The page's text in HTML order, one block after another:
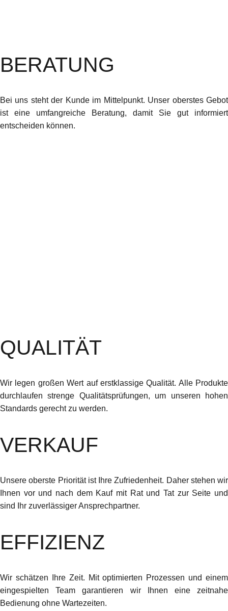
BERATUNG
Bei uns steht der Kunde im Mittelpunkt. Unser oberstes Gebot
ist eine umfangreiche Beratung, damit Sie gut informiert
entscheiden können.
QUALITÄT
Wir legen großen Wert auf erstklassige Qualität. Alle Produkte
durchlaufen strenge Qualitätsprüfungen, um unseren hohen
Standards gerecht zu werden.
VERKAUF
Unsere oberste Priorität ist Ihre Zufriedenheit. Daher stehen wir
Ihnen vor und nach dem Kauf mit Rat und Tat zur Seite und
sind Ihr zuverlässiger Ansprechpartner.
EFFIZIENZ
Wir schätzen Ihre Zeit. Mit optimierten Prozessen und einem
eingespielten Team garantieren wir Ihnen eine zeitnahe
Bedienung ohne Wartezeiten.